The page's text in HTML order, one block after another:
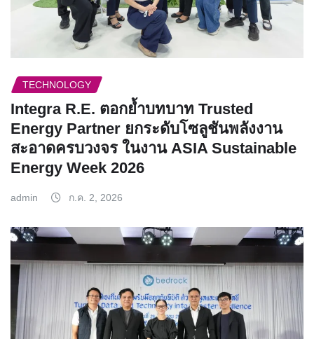
TECHNOLOGY
Integra R.E. ตอกย้ำบทบาท Trusted
Energy Partner ยกระดับโซลูชันพลังงาน
สะอาดครบวงจร ในงาน ASIA Sustainable
Energy Week 2026
admin ก.ค. 2, 2026